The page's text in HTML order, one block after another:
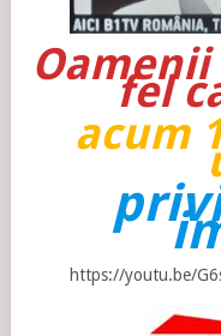
fel
acum
https://youtu.be/